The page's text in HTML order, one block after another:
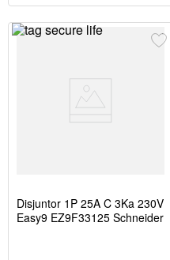
Disjuntor 1P 25A C 3Ka 230V
Easy9 EZ9F33125 Schneider